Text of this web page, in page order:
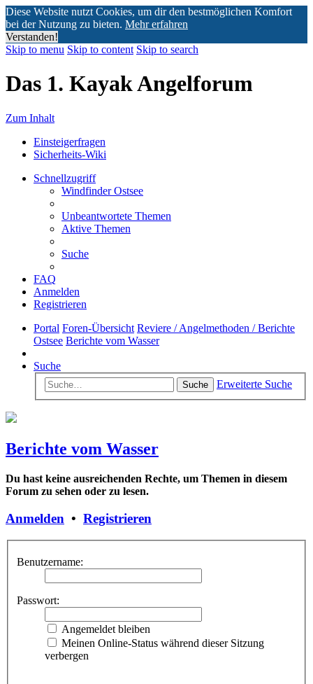
Diese Website nutzt Cookies, um dir den bestmöglichen Komfort
bei der Nutzung zu bieten. Mehr erfahren
Verstanden!
Skip to menu Skip to content Skip to search
Das 1. Kayak Angelforum
Zum Inhalt
Einsteigerfragen
Sicherheits-Wiki
Schnellzugriff
Windfinder Ostsee
Unbeantwortete Themen
Aktive Themen
Suche
FAQ
Anmelden
Registrieren
Portal Foren-Übersicht Reviere / Angelmethoden / Berichte
Ostsee Berichte vom Wasser
Suche
Suche Erweiterte Suche
Berichte vom Wasser
Du hast keine ausreichenden Rechte, um Themen in diesem
Forum zu sehen oder zu lesen.
Anmelden • Registrieren
Benutzername:
Passwort:
Angemeldet bleiben
Meinen Online-Status während dieser Sitzung
verbergen